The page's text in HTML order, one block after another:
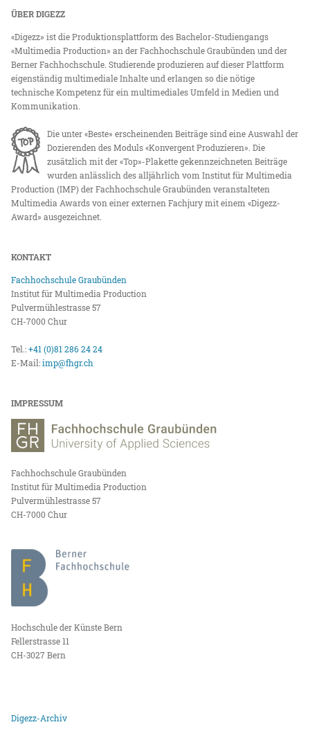
ÜBER DIGEZZ
«Digezz» ist die Produktionsplattform des Bachelor-Studiengangs
«Multimedia Production» an der Fachhochschule Graubünden und der
Berner Fachhochschule. Studierende produzieren auf dieser Plattform
eigenständig multimediale Inhalte und erlangen so die nötige
technische Kompetenz für ein multimediales Umfeld in Medien und
Kommunikation.
Die unter «Beste» erscheinenden Beiträge sind eine Auswahl der
Dozierenden des Moduls «Konvergent Produzieren». Die
zusätzlich mit der «Top»-Plakette gekennzeichneten Beiträge
wurden anlässlich des alljährlich vom Institut für Multimedia
Production (IMP) der Fachhochschule Graubünden veranstalteten
Multimedia Awards von einer externen Fachjury mit einem «Digezz-
Award» ausgezeichnet.
KONTAKT
Fachhochschule Graubünden
Institut für Multimedia Production
Pulvermühlestrasse 57
CH-7000 Chur
Tel.:+41 (0)81 286 24 24
E-Mail:imp@fhgr.ch
IMPRESSUM
Fachhochschule Graubünden
Institut für Multimedia Production
Pulvermühlestrasse 57
CH-7000 Chur
Hochschule der Künste Bern
Fellerstrasse 11
CH-3027 Bern
Digezz-Archiv